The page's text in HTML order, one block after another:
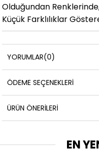
Olduğundan
Küçük Farklılıklar
YORUMLAR(0)
ÖDEME SEÇENEKLERI
ÜRÜN ÖNERILERI
EN